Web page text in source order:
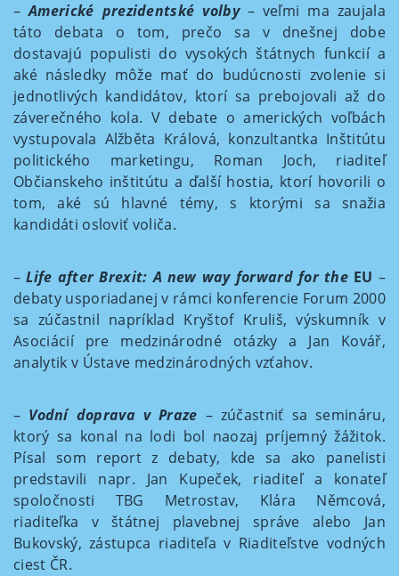
–Americké prezidentské volby – veľmi ma zaujala
táto debata o tom, prečo sa v dnešnej dobe
dostavajú populisti do vysokých štátnych funkcií a
aké následky môže mať do budúcnosti zvolenie si
jednotlivých kandidátov, ktorí sa prebojovali až do
záverečného kola. V debate o amerických voľbách
vystupovala Alžběta Králová, konzultantka Inštitútu
politického marketingu, Roman Joch, riaditeľ
Občianskeho inštitútu a ďalší hostia, ktorí hovorili o
tom, aké sú hlavné témy, s ktorými sa snažia
kandidáti osloviť voliča.
–Life after Brexit: A new way forward for the EU –
debaty usporiadanej v rámci konferencie Forum 2000
sa zúčastnil napríklad Kryštof Kruliš, výskumník v
Asociácií pre medzinárodné otázky a Jan Kovář,
analytik v Ústave medzinárodných vzťahov.
– Vodní doprava v Praze – zúčastniť sa semináru,
ktorý sa konal na lodi bol naozaj príjemný žážitok.
Písal som report z debaty, kde sa ako panelisti
predstavili napr. Jan Kupeček, riaditeľ a konateľ
spoločnosti TBG Metrostav, Klára Němcová,
riaditeľka v štátnej plavebnej správe alebo Jan
Bukovský, zástupca riaditeľa v Riaditeľstve vodných
ciest ČR.